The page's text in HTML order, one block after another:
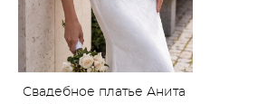
Свадебное платье Анита